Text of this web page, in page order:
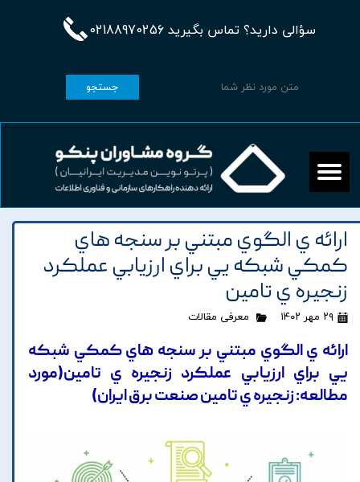
سؤالی دارید؟ تماس بگیرید 02188970256
جستجو
ارائه ي الگوي مبتني بر سنجه هاي
کمکي شبکه يي براي ارزيابي عملکرد
زنجيره ي تامين
۲۹ مهر ۱۴۰۲ معرفی مقالات
ارائه ي الگوي مبتني بر سنجه هاي کمکي شبکه
يي براي ارزيابي عملکرد زنجيره ي تامين(مورد
مطالعه: زنجيره ي تامين صنعت برق ايران)